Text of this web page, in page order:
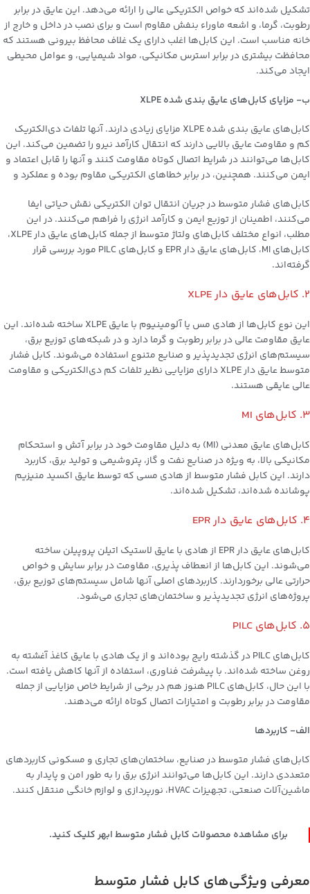
تشکیل شده‌اند که خواص الکتریکی عالی را ارائه می‌دهد. این عایق در برابر
رطوبت، گرما، و اشعه ماوراء بنفش مقاوم است و برای نصب در داخل و خارج از
خانه مناسب است. این کابل‌ها اغلب دارای یک غلاف محافظ بیرونی هستند که
محافظت بیشتری در برابر استرس مکانیکی، مواد شیمیایی، و عوامل محیطی
ایجاد می‌کند.
ب- مزایای کابل‌های عایق بندی شده XLPE
کابل‌های عایق بندی شده XLPE مزایای زیادی دارند. آنها تلفات دی‌الکتریک
کم و مقاومت عایق بالایی دارند که انتقال کارآمد نیرو را تضمین می‌کند. این
کابل‌ها می‌توانند در شرایط اتصال کوتاه مقاومت کنند و آنها را قابل اعتماد و
ایمن می‌کنند. همچنین، در برابر خطاهای الکتریکی مقاوم بوده و عملکرد و
کابل‌های فشار متوسط در جریان انتقال توان الکتریکی نقش حیاتی ایفا
می‌کنند، اطمینان از توزیع ایمن و کارآمد انرژی را فراهم می‌کنند. در این
مطلب، انواع مختلف کابل‌های ولتاژ متوسط از جمله کابل‌های عایق دار XLPE،
کابل‌های MI، کابل‌های عایق دار EPR و کابل‌های PILC مورد بررسی قرار
گرفته‌اند.
2. کابل‌های عایق دار XLPE
این نوع کابل‌ها از هادی مس یا آلومینیوم با عایق XLPE ساخته شده‌اند. این
عایق مقاومت عالی در برابر رطوبت و گرما دارد و در شبکه‌های توزیع برق،
سیستم‌های انرژی تجدیدپذیر و صنایع متنوع استفاده می‌شوند. کابل‌ فشار
متوسط عایق دار XLPE دارای مزایایی نظیر تلفات کم دی‌الکتریکی و مقاومت
عالی عایقی هستند.
3. کابل‌های MI
کابل‌های عایق معدنی (MI) به دلیل مقاومت خود در برابر آتش و استحکام
مکانیکی بالا، به ویژه در صنایع نفت و گاز، پتروشیمی و تولید برق، کاربرد
دارند. این کابل‌ فشار متوسط از هادی مسی که توسط عایق اکسید منیزیم
پوشانده شده‌اند، تشکیل شده‌اند.
4. کابل‌های عایق دار EPR
کابل‌های عایق دار EPR از هادی با عایق لاستیک اتیلن پروپیلن ساخته
می‌شوند. این کابل‌ها از انعطاف پذیری، مقاومت در برابر سایش و خواص
حرارتی عالی برخوردارند. کاربردهای اصلی آنها شامل سیستم‌های توزیع برق،
پروژه‌های انرژی تجدیدپذیر و ساختمان‌های تجاری می‌شود.
5. کابل‌های PILC
کابل‌های PILC در گذشته رایج بوده‌اند و از یک هادی با عایق کاغذ آغشته به
روغن ساخته شده‌اند. با پیشرفت فناوری، استفاده از آنها کاهش یافته است.
با این حال، کابل‌های PILC هنوز هم در برخی از شرایط خاص مزایایی از جمله
مقاومت در برابر رطوبت و امتیازات اتصال کوتاه ارائه می‌دهند.
الف- کاربردها
کابل‌های فشار متوسط در صنایع، ساختمان‌های تجاری و مسکونی کاربردهای
متعددی دارند. این کابل‌ها می‌توانند انرژی برق را به طور امن و پایدار به
ماشین‌آلات صنعتی، تجهیزات HVAC، نورپردازی و لوازم خانگی منتقل کنند.
برای مشاهده محصولات کابل فشار متوسط ابهر کلیک کنید.
معرفی ویژگی‌های کابل فشار متوسط